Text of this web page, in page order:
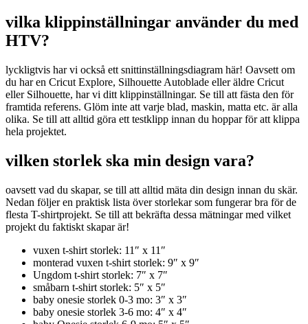
vilka klippinställningar använder du med
HTV?
lyckligtvis har vi också ett snittinställningsdiagram här! Oavsett om
du har en Cricut Explore, Silhouette Autoblade eller äldre Cricut
eller Silhouette, har vi ditt klippinställningar. Se till att fästa den för
framtida referens. Glöm inte att varje blad, maskin, matta etc. är alla
olika. Se till att alltid göra ett testklipp innan du hoppar för att klippa
hela projektet.
vilken storlek ska min design vara?
oavsett vad du skapar, se till att alltid mäta din design innan du skär.
Nedan följer en praktisk lista över storlekar som fungerar bra för de
flesta T-shirtprojekt. Se till att bekräfta dessa mätningar med vilket
projekt du faktiskt skapar är!
vuxen t-shirt storlek: 11″ x 11″
monterad vuxen t-shirt storlek: 9″ x 9″
Ungdom t-shirt storlek: 7″ x 7″
småbarn t-shirt storlek: 5″ x 5″
baby onesie storlek 0-3 mo: 3″ x 3″
baby onesie storlek 3-6 mo: 4″ x 4″